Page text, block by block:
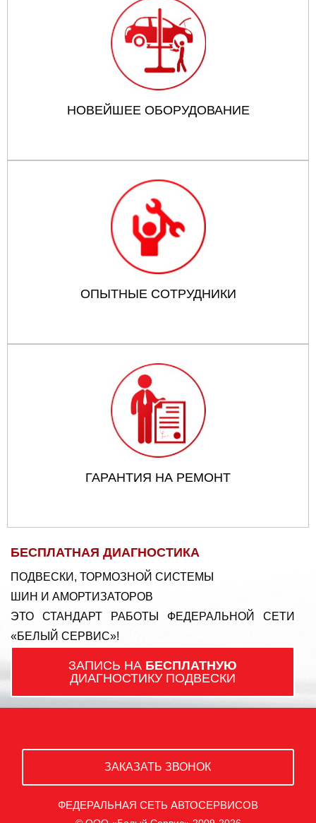
НОВЕЙШЕЕ ОБОРУДОВАНИЕ
ОПЫТНЫЕ СОТРУДНИКИ
ГАРАНТИЯ НА РЕМОНТ
БЕСПЛАТНАЯ ДИАГНОСТИКА
ПОДВЕСКИ, ТОРМОЗНОЙ СИСТЕМЫ
ШИН И АМОРТИЗАТОРОВ
ЭТО СТАНДАРТ РАБОТЫ ФЕДЕРАЛЬНОЙ СЕТИ
«БЕЛЫЙ СЕРВИС»!
ЗАПИСЬ НА БЕСПЛАТНУЮ
ДИАГНОСТИКУ ПОДВЕСКИ
ЗАКАЗАТЬ ЗВОНОК
ФЕДЕРАЛЬНАЯ СЕТЬ АВТОСЕРВИСОВ